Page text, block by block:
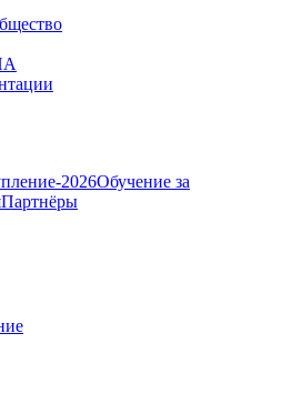
2026Обучение за
Партнёры